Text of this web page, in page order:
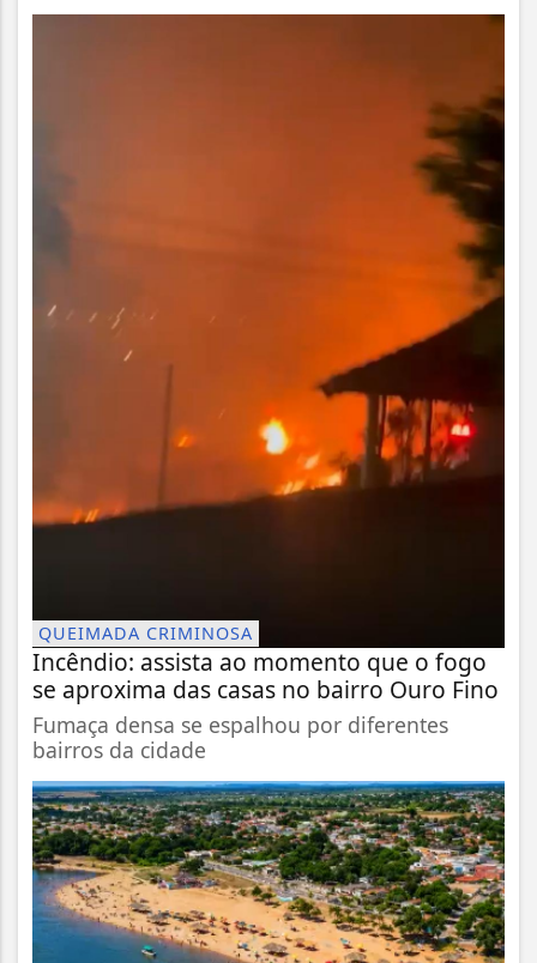
QUEIMADA CRIMINOSA
Incêndio: assista ao momento que o fogo
se aproxima das casas no bairro Ouro Fino
Fumaça densa se espalhou por diferentes
bairros da cidade